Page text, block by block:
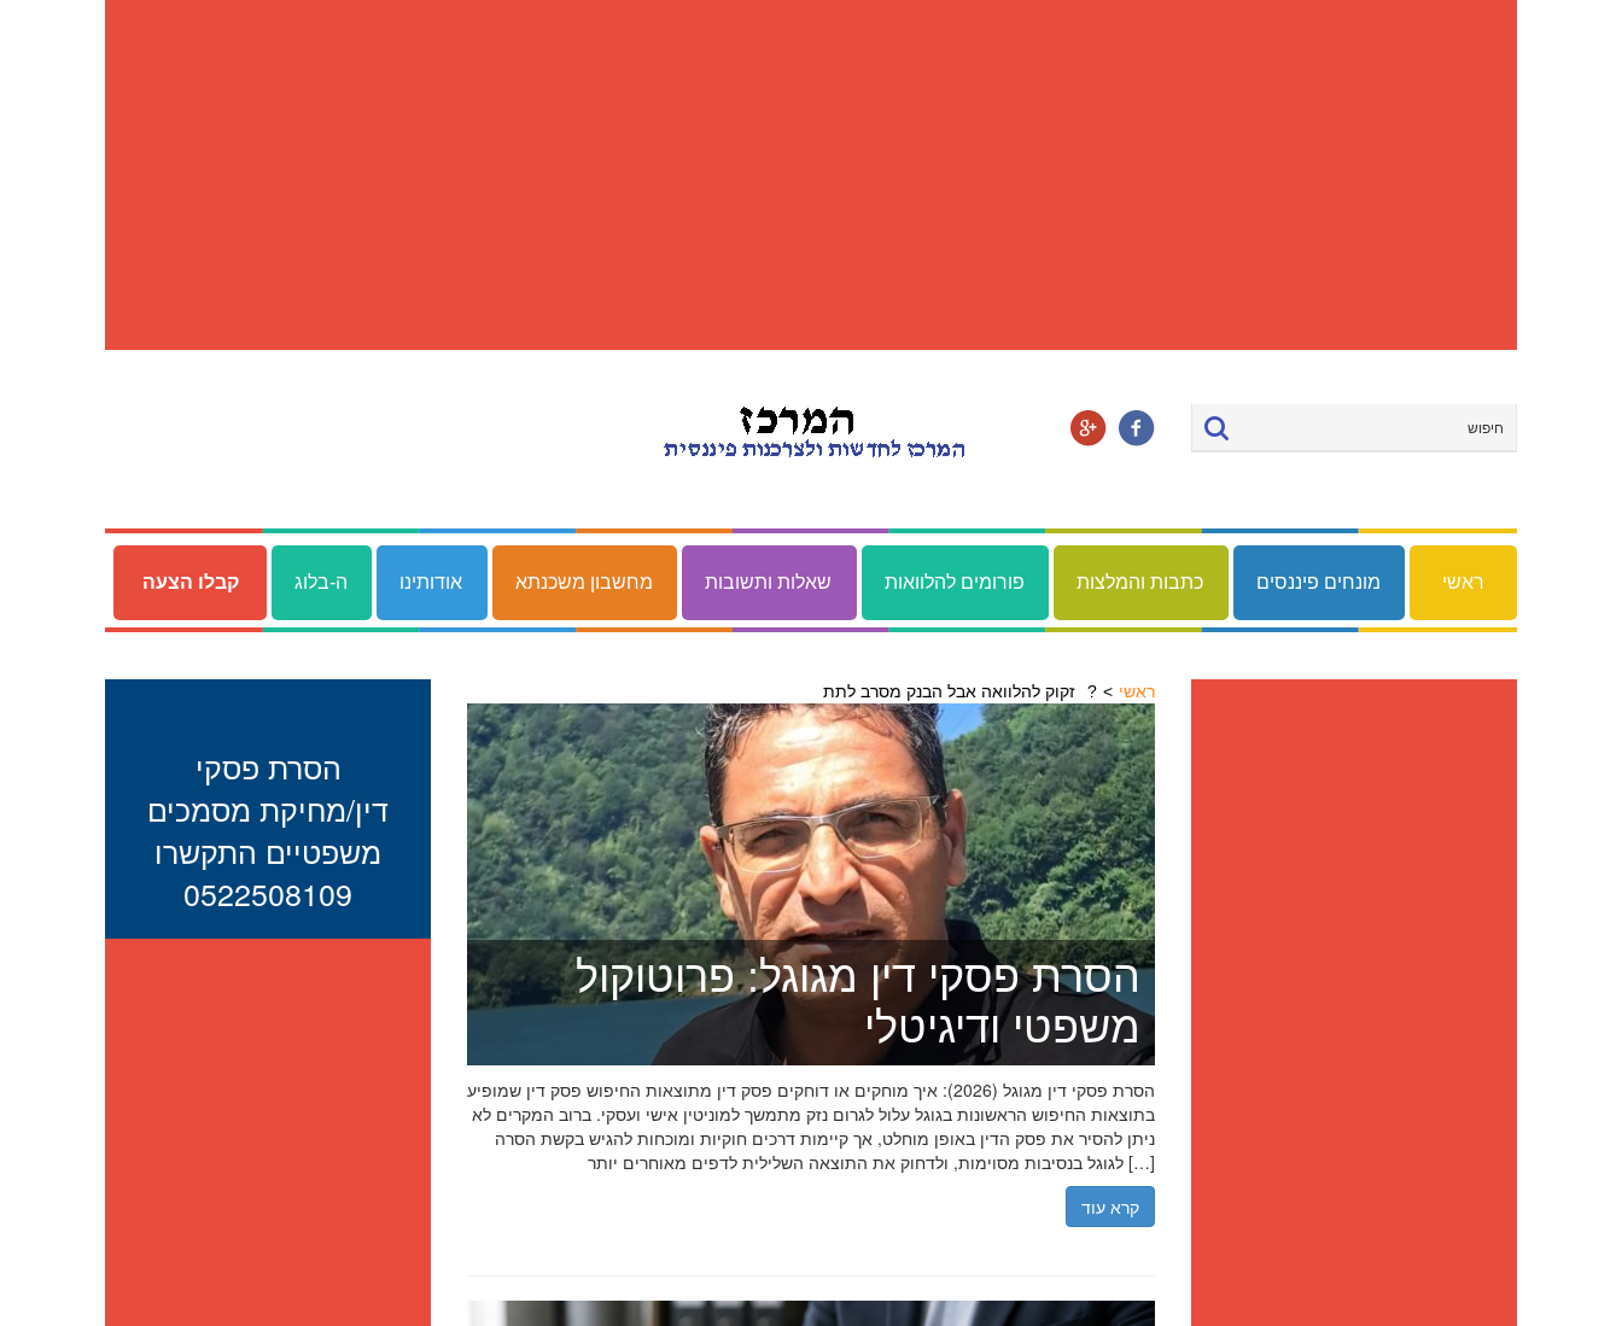
ראשי מונחים פיננסים כתבות והמלצות פורומים להלוואות שאלות ותשובות מחשבון משכנתא אודותינו ה-בלוג קבלו הצעה
ראשי זקוק להלוואה אבל הבנק מסרב לתת?
הסרת פסקי דין מגוגל: פרוטוקול
משפטי ודיגיטלי
הסרת פסקי דין מגוגל (2026): איך מוחקים או דוחקים פסק דין מתוצאות החיפוש פסק דין שמופיע
בתוצאות החיפוש הראשונות בגוגל עלול לגרום נזק מתמשך למוניטין אישי ועסקי. ברוב המקרים לא
ניתן להסיר את פסק הדין באופן מוחלט, אך קיימות דרכים חוקיות ומוכחות להגיש בקשת הסרה
לגוגל בנסיבות מסוימות, ולדחוק את התוצאה השלילית לדפים מאוחרים יותר […]
קרא עוד
הסרת פסקי
דין/מחיקת מסמכים
משפטיים התקשרו
0522508109